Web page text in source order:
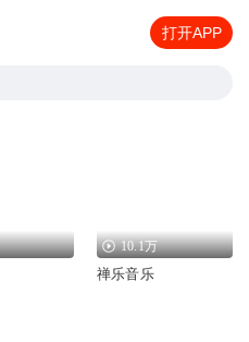
打开APP
10.1万
禅乐音乐